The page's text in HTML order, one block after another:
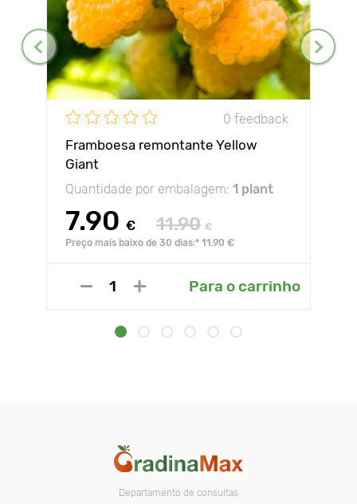
0 feedback
Framboesa remontante Yellow
Giant
Quantidade por embalagem: 1 plant
7.90 € 11.90 €
Preço mais baixo de 30 dias:* 11.90 €
Para o carrinho
Departamento de consultas